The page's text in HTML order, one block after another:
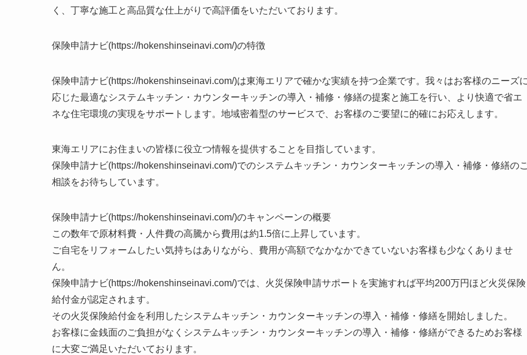
く、丁寧な施工と高品質な仕上がりで高評価をいただいております。
保険申請ナビ(https://hokenshinseinavi.com/)の特徴
保険申請ナビ(https://hokenshinseinavi.com/)は東海エリアで確かな実績を持つ企業です。我々はお客様のニーズ
応じた最適なシステムキッチン・カウンターキッチンの導入・補修・修繕の提案と施工を行い、より快適で省エ
ネな住宅環境の実現をサポートします。地域密着型のサービスで、お客様のご要望に的確にお応えします。
東海エリアにお住まいの皆様に役立つ情報を提供することを目指しています。
保険申請ナビ(https://hokenshinseinavi.com/)でのシステムキッチン・カウンターキッチンの導入・補修・修繕の
相談をお待ちしています。
保険申請ナビ(https://hokenshinseinavi.com/)のキャンペーンの概要
この数年で原材料費・人件費の高騰から費用は約1.5倍に上昇しています。
ご自宅をリフォームしたい気持ちはありながら、費用が高額でなかなかできていないお客様も少なくありませ
ん。
保険申請ナビ(https://hokenshinseinavi.com/)では、火災保険申請サポートを実施すれば平均200万円ほど火災保険
給付金が認定されます。
その火災保険給付金を利用したシステムキッチン・カウンターキッチンの導入・補修・修繕を開始しました。
お客様に金銭面のご負担がなくシステムキッチン・カウンターキッチンの導入・補修・修繕ができるためお客様
に大変ご満足いただいております。